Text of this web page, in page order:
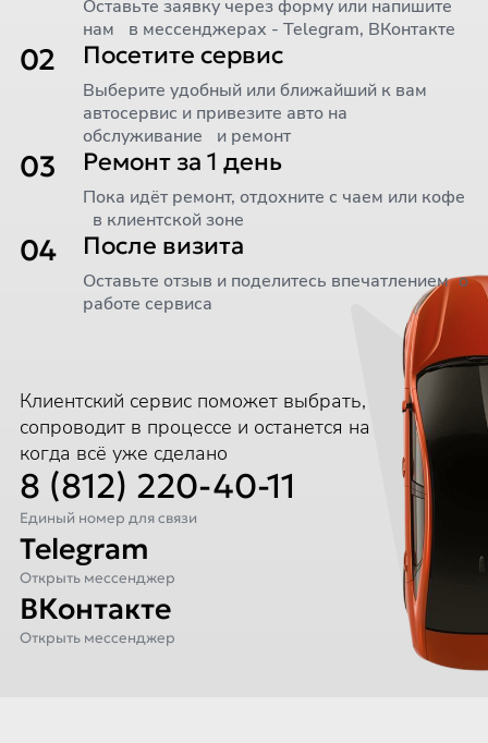
Оставьте заявку через форму или напишите
нам в мессенджерах - Telegram, ВКонтакте
02 Посетите сервис
Выберите удобный или ближайший к вам
автосервис и привезите авто на
обслуживание и ремонт
03 Ремонт за 1 день
Пока идёт ремонт, отдохните с чаем или кофе
в клиентской зоне
04 После визита
Оставьте отзыв и поделитесь впечатлением о
работе сервиса
Клиентский сервис поможет выбрать,
сопроводит в процессе и останется на связи,
когда всё уже сделано
8 (812) 220-40-11
Единый номер для связи
Telegram
Открыть мессенджер
ВКонтакте
Открыть мессенджер